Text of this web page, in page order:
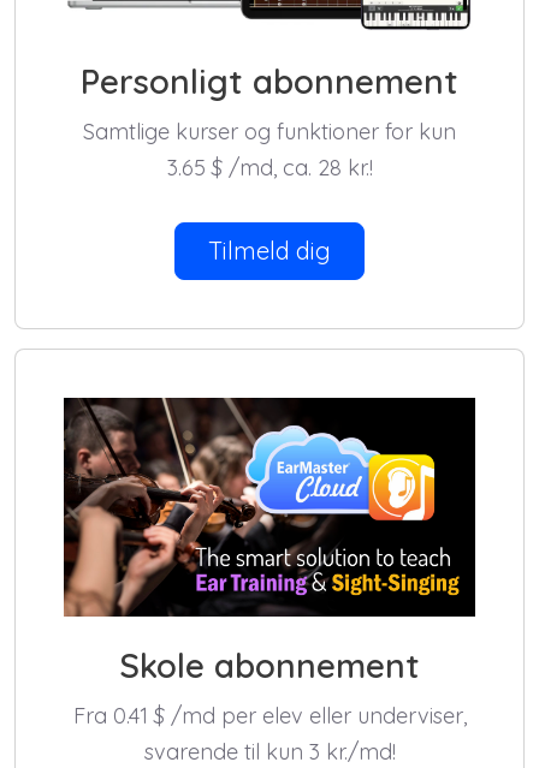
Personligt abonnement
Samtlige kurser og funktioner for kun
3.65$ /md, ca. 28 kr.!
Tilmeld dig
Skole abonnement
Fra 0.41$ /md per elev eller underviser,
svarende til kun 3 kr./md!